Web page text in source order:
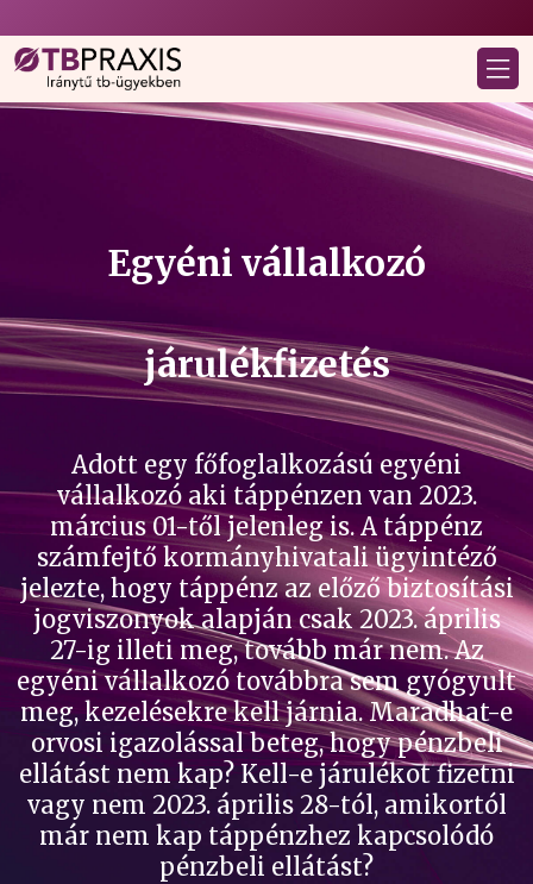
Egyéni vállalkozó
járulékfizetés
Adott egy főfoglalkozású egyéni
vállalkozó aki táppénzen van 2023.
március 01-től jelenleg is. A táppénz
számfejtő kormányhivatali ügyintéző
jelezte, hogy táppénz az előző biztosítási
jogviszonyok alapján csak 2023. április
27-ig illeti meg, tovább már nem. Az
egyéni vállalkozó továbbra sem gyógyult
meg, kezelésekre kell járnia. Maradhat-e
orvosi igazolással beteg, hogy pénzbeli
ellátást nem kap? Kell-e járulékot fizetni
vagy nem 2023. április 28-tól, amikortól
már nem kap táppénzhez kapcsolódó
pénzbeli ellátást?